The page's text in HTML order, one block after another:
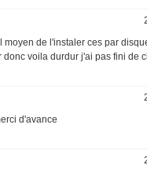
de l'instaler ces par
voila durdur j'ai pas fini de
d'avance